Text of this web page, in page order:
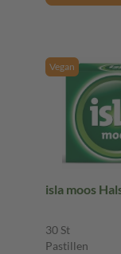
Vegan
isla moos
30 St
Pastillen